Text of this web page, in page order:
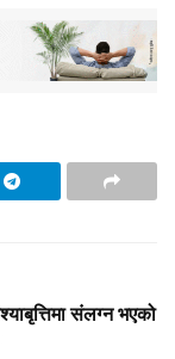
संलग्न भएको